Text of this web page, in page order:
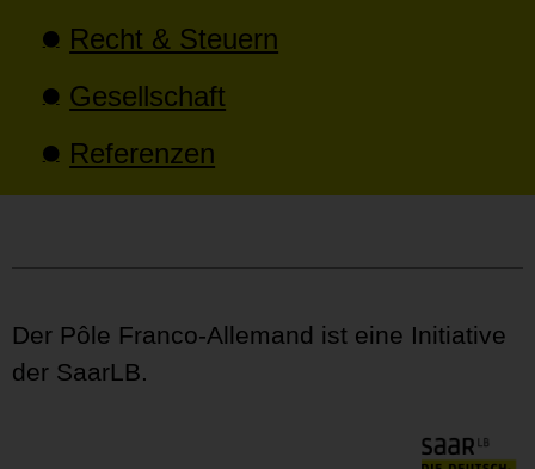
Recht & Steuern
Gesellschaft
Referenzen
Der Pôle Franco-Allemand ist eine Initiative
der SaarLB.